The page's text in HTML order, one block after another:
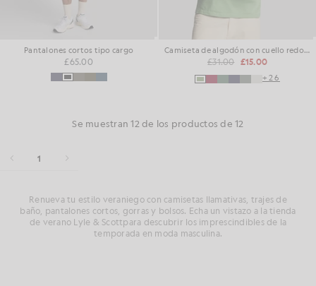
Pantalones cortos tipo cargo
£65.00
Camiseta de algodón con cuello redondo
£31.00 £15.00
+26
Se muestran 12 de los productos de 12
1
Renueva tu estilo veraniego con camisetas llamativas, trajes de
baño, pantalones cortos, gorras y bolsos. Echa un vistazo a la tienda
de verano Lyle & Scottpara descubrir los imprescindibles de la
temporada en moda masculina.